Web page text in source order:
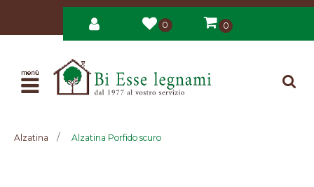
0 0
Open
Alzatina Alzatina Porfido scuro